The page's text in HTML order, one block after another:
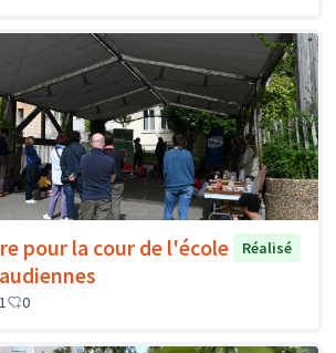
pour la cour de l'école
Réalisé
1 0